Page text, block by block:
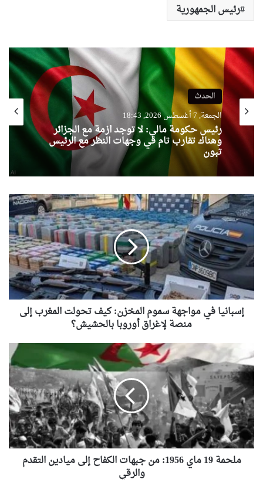
رئيس الجمهورية
الحدث
الجمعة, 7 أغسطس 2026, 18:43
رئيس حكومة مالي: لا توجد أزمة مع الجزائر
وهناك تقارب تام في وجهات النظر مع الرئيس
تبون
إسبانيا
في
مواجهة
سموم
المخزن:
كيف
تحولت
المغرب
إلى
منصة
بالحشيش؟
إسبانيا في مواجهة سموم المخزن: كيف تحولت المغرب إلى
منصة لإغراق أوروبا بالحشيش؟
ملحمة
19
ماي
1956:
من
جبهات
الكفاح
إلى
ميادين
التقدم
ملحمة 19 ماي 1956: من جبهات الكفاح إلى ميادين التقدم
والرقي